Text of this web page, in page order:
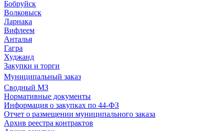
Бобруйск
Волковыск
Ларнака
Вифлеем
Анталья
Гагра
Худжанд
Закупки и торги
Муниципальный заказ
Сводный МЗ
Нормативные документы
Информация о закупках по 44-ФЗ
Отчет о размещении муниципального заказа
Архив реестра контрактов